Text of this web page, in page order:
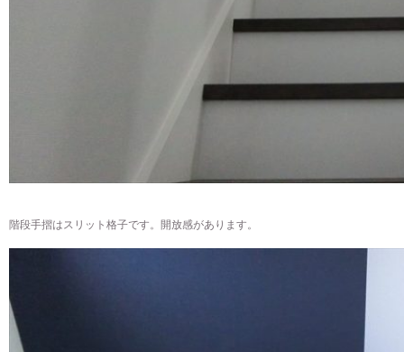
階段手摺はスリット格子です。開放感があります。